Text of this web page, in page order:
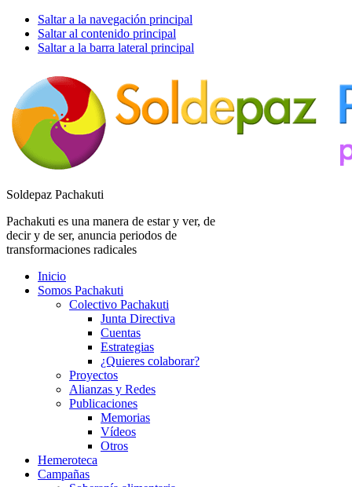
Saltar a la navegación principal
Saltar al contenido principal
Saltar a la barra lateral principal
Soldepaz Pachakuti
Pachakuti es una manera de estar y ver, de
decir y de ser, anuncia periodos de
transformaciones radicales
Inicio
Somos Pachakuti
Colectivo Pachakuti
Junta Directiva
Cuentas
Estrategias
¿Quieres colaborar?
Proyectos
Alianzas y Redes
Publicaciones
Memorias
Vídeos
Otros
Hemeroteca
Campañas